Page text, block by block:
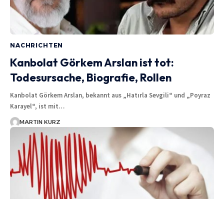
NACHRICHTEN
Kanbolat Görkem Arslan ist tot:
Todesursache, Biografie, Rollen
Kanbolat Görkem Arslan, bekannt aus „Hatırla Sevgili“ und „Poyraz
Karayel“, ist mit…
MARTIN KURZ